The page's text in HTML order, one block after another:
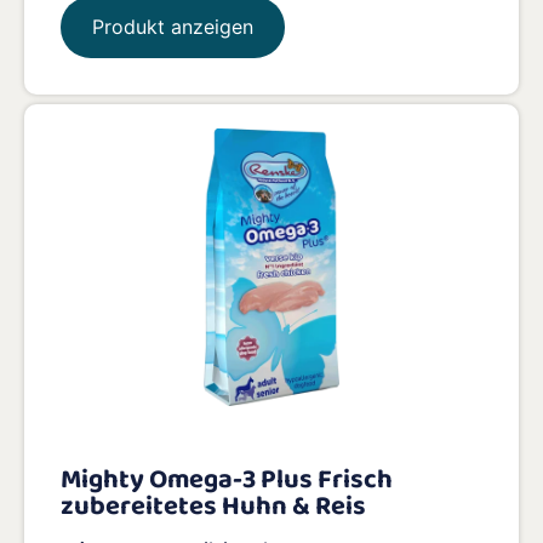
Produkt anzeigen
Mighty Omega-3 Plus Frisch
zubereitetes Huhn & Reis